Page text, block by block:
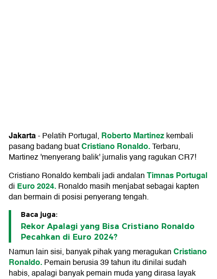
Jakarta-Pelatih Portugal, Roberto Martinezkembali
pasang badang buatCristiano Ronaldo.Terbaru,
Martinez 'menyerang balik' jurnalis yang ragukan CR7!
Cristiano Ronaldo kembali jadi andalanTimnas Portugal
di Euro 2024.Ronaldo masih menjabat sebagai kapten
dan bermain di posisi penyerang tengah.
Baca juga:
Rekor Apalagi yang Bisa Cristiano Ronaldo
Pecahkan di Euro 2024?
Namun lain sisi, banyak pihak yang meragukanCristiano
Ronaldo.Pemain berusia 39 tahun itu dinilai sudah
habis, apalagi banyak pemain muda yang dirasa layak